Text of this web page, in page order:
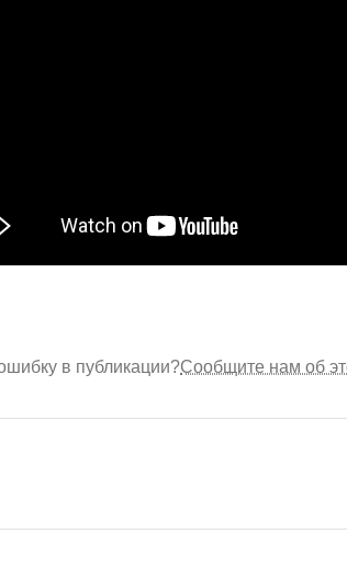
в публикации?Сообщите нам об